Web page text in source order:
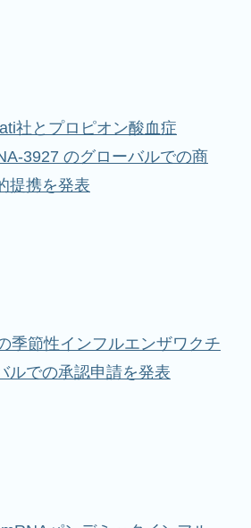
社とプロピオン酸血症
3927 のグローバルでの商
提携を発表
季節性インフルエンザワクチ
ルでの承認申請を発表